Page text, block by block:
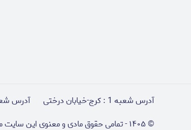
آدرس شعبه 1 : کرج-خیابان درختی
آدرس شعبه 2 : هشتگرد - روبروی
©۱۴۰۵-تمامی حقوق مادی و معنوی این سایت